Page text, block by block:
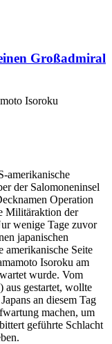
Großadmiral
Isoroku
amerikanische
der Salomoneninsel
Operation
Militäraktion der
wenige Tage zuvor
japanischen
amerikanische Seite
Isoroku am
wurde. Vom
aus gestartet, wollte
an diesem Tag
machen, um
geführte Schlacht